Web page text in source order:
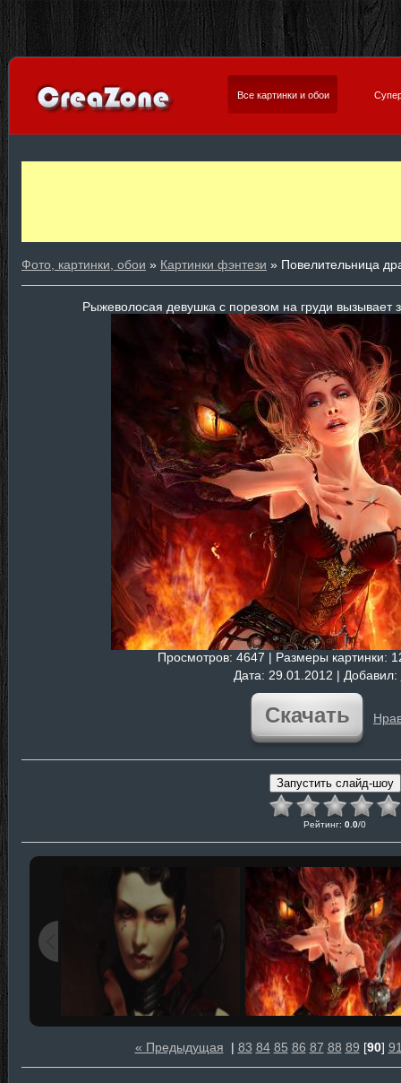
Все картинки и обои
Фото, картинки, обои » Картинки фэнтези » Повелительница
Рыжеволосая девушка с порезом на груди вызывает
Просмотров: 4647 | Размеры картинки:
Дата: 29.01.2012 | Добавил:
Скачать
Рейтинг: 0.0/0
« Предыдущая | 83 84 85 86 87 88 89 [90]